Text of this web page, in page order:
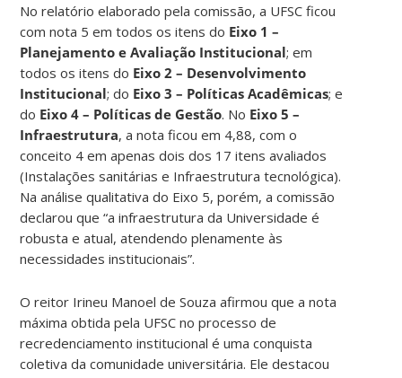
No relatório elaborado pela comissão, a UFSC ficou
com nota 5 em todos os itens do Eixo 1 –
Planejamento e Avaliação Institucional; em
todos os itens do Eixo 2 – Desenvolvimento
Institucional; do Eixo 3 – Políticas Acadêmicas; e
do Eixo 4 – Políticas de Gestão. No Eixo 5 –
Infraestrutura, a nota ficou em 4,88, com o
conceito 4 em apenas dois dos 17 itens avaliados
(Instalações sanitárias e Infraestrutura tecnológica).
Na análise qualitativa do Eixo 5, porém, a comissão
declarou que “a infraestrutura da Universidade é
robusta e atual, atendendo plenamente às
necessidades institucionais”.
O reitor Irineu Manoel de Souza afirmou que a nota
máxima obtida pela UFSC no processo de
recredenciamento institucional é uma conquista
coletiva da comunidade universitária. Ele destacou